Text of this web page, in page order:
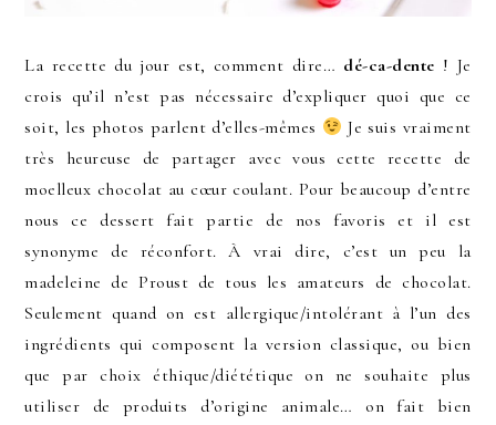
La recette du jour est, comment dire… dé-ca-dente ! Je
crois qu’il n’est pas nécessaire d’expliquer quoi que ce
soit, les photos parlent d’elles-mêmes
Je suis vraiment
très heureuse de partager avec vous cette recette de
moelleux chocolat au cœur coulant. Pour beaucoup d’entre
nous ce dessert fait partie de nos favoris et il est
synonyme de réconfort. À vrai dire, c’est un peu la
madeleine de Proust de tous les amateurs de chocolat.
Seulement quand on est allergique/intolérant à l’un des
ingrédients qui composent la version classique, ou bien
que par choix éthique/diététique on ne souhaite plus
utiliser de produits d’origine animale… on fait bien